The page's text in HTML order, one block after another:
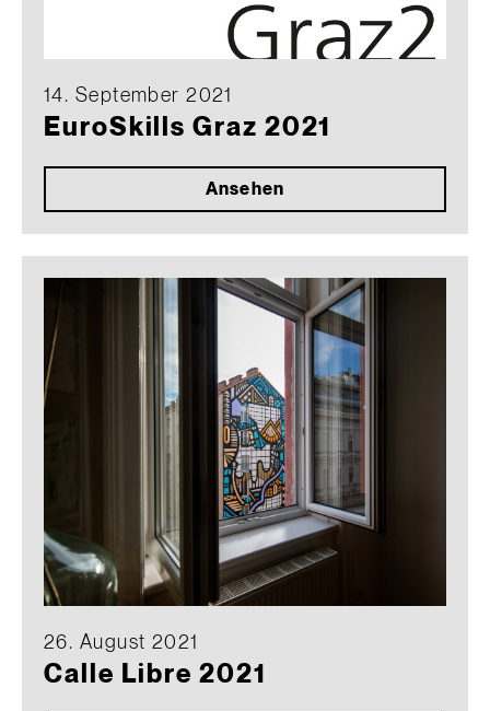
14. September 2021
EuroSkills Graz 2021
Ansehen
26. August 2021
Calle Libre 2021